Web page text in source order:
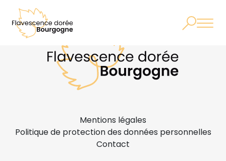
Mentions légales
Politique de protection des données personnelles
Contact